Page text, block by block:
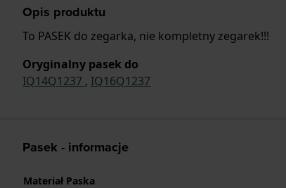
Opis produktu
To PASEK do zegarka, nie kompletny zegarek!!!
Oryginalny pasek do
IQ14Q1237 , IQ16Q1237
Pasek - informacje
Materiał Paska